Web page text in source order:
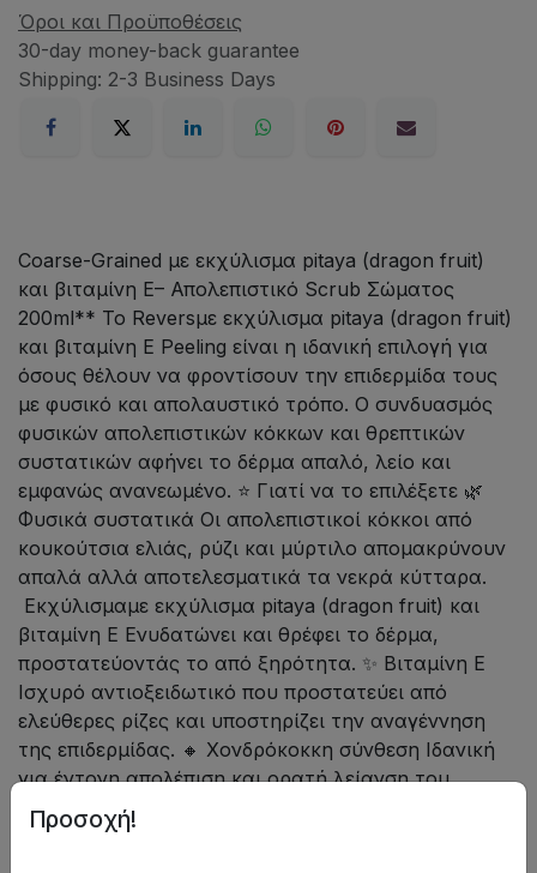
Όροι και Προϋποθέσεις
30-day money-back guarantee
Shipping: 2-3 Business Days
Coarse-Grained με εκχύλισμα pitaya (dragon fruit)
και βιταμίνη E– Απολεπιστικό Scrub Σώματος
200ml** Το Reversμε εκχύλισμα pitaya (dragon fruit)
και βιταμίνη E Peeling είναι η ιδανική επιλογή για
όσους θέλουν να φροντίσουν την επιδερμίδα τους
με φυσικό και απολαυστικό τρόπο. Ο συνδυασμός
φυσικών απολεπιστικών κόκκων και θρεπτικών
συστατικών αφήνει το δέρμα απαλό, λείο και
εμφανώς ανανεωμένο. ⭐ Γιατί να το επιλέξετε 🌿
Φυσικά συστατικά Οι απολεπιστικοί κόκκοι από
κουκούτσια ελιάς, ρύζι και μύρτιλο απομακρύνουν
απαλά αλλά αποτελεσματικά τα νεκρά κύτταρα.
Εκχύλισμαμε εκχύλισμα pitaya (dragon fruit) και
βιταμίνη E Ενυδατώνει και θρέφει το δέρμα,
προστατεύοντάς το από ξηρότητα. ✨ Βιταμίνη Ε
Ισχυρό αντιοξειδωτικό που προστατεύει από
ελεύθερες ρίζες και υποστηρίζει την αναγέννηση
της επιδερμίδας. 🔸 Χονδρόκοκκη σύνθεση Ιδανική
για έντονη απολέπιση και ορατή λείανση του
δέρματος. Γλυκό άρωμα Το απαλό άρωμα
μετατρέπει την περιποίηση σε μια απολαυστική
Προσοχή!